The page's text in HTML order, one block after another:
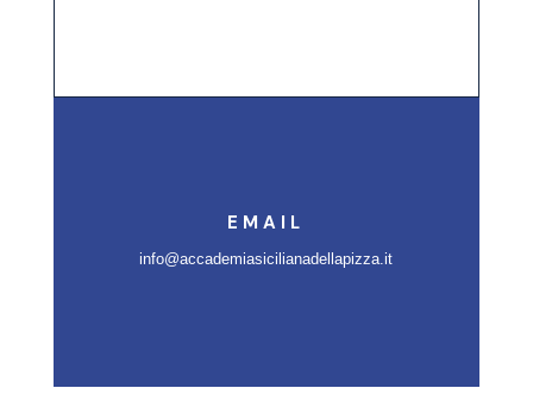
EMAIL
info@accademiasicilianadellapizza.it